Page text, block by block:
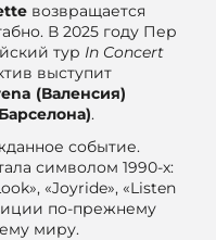
возвращается
В 2025 году Пер
тур In Concert
выступит
(Валенсия)
.
событие.
символом 1990-х:
«Joyride», «Listen
по-прежнему
миру.